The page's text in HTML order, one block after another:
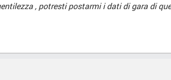
, potresti postarmi i dati di gara di